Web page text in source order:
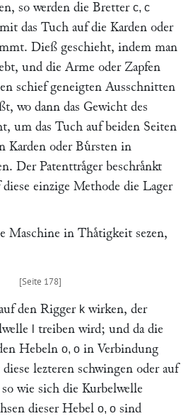
so werden die Bretter c, c
das Tuch auf die Karden oder
Dieß geschieht, indem man
und die Arme oder Zapfen
schief geneigten Ausschnitten
wo dann das Gewicht des
um das Tuch auf beiden Seiten
Karden oder Buͤrsten in
Der Patenttraͤger beschraͤnkt
einzige Methode die Lager
Maschine in Thaͤtigkeit sezen,
den Rigger k wirken, der
treiben wird; und da die
Hebeln o, o in Verbindung
lezteren schwingen oder auf
wie sich die Kurbelwelle
dieser Hebel o, o sind